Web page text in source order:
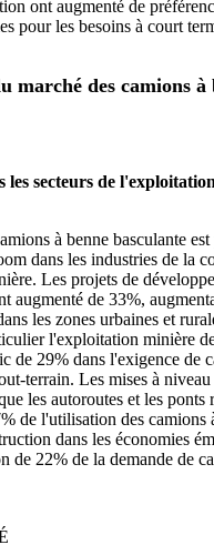
ont augmenté de
pour les besoins à court
marché des camions à
les secteurs de
à benne basculante
dans les industries de la
Les projets de
augmenté de 33%,
les zones urbaines et
l'exploitation minière
de 29% dans l'exigence de
terrain. Les mises à
les autoroutes et les ponts
de l'utilisation des camions
dans les économies
de 22% de la demande de